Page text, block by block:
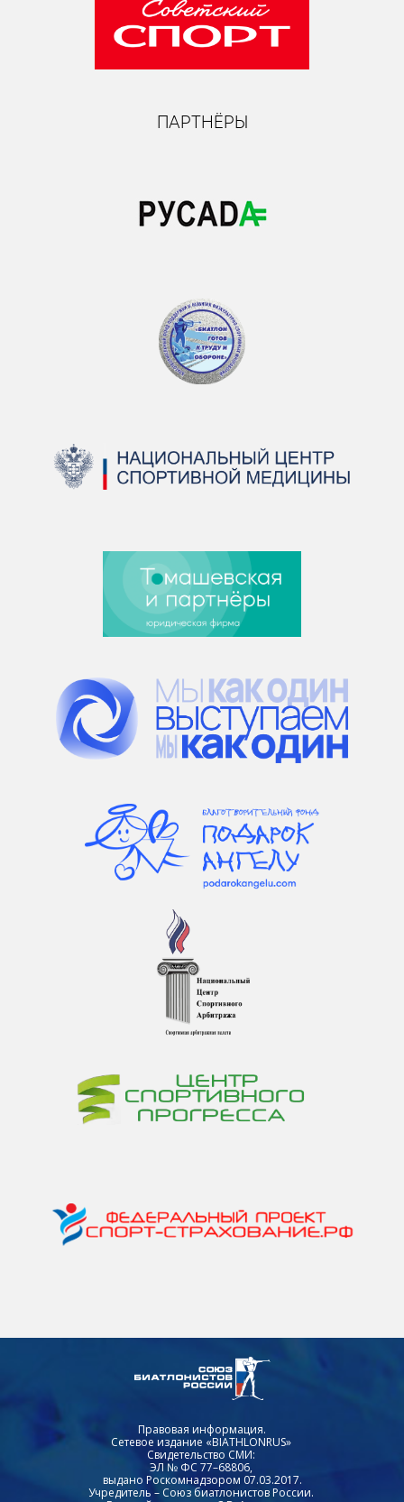
ПАРТНЁРЫ
Правовая информация.
Сетевое издание «BIATHLONRUS»
Свидетельство СМИ:
ЭЛ № ФС 77–68806,
выдано Роскомнадзором 07.03.2017.
Учредитель – Союз биатлонистов России.